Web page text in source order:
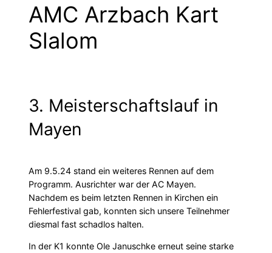
AMC Arzbach Kart
Slalom
3. Meisterschaftslauf in
Mayen
Am 9.5.24 stand ein weiteres Rennen auf dem
Programm. Ausrichter war der AC Mayen.
Nachdem es beim letzten Rennen in Kirchen ein
Fehlerfestival gab, konnten sich unsere Teilnehmer
diesmal fast schadlos halten.
In der K1 konnte Ole Januschke erneut seine starke